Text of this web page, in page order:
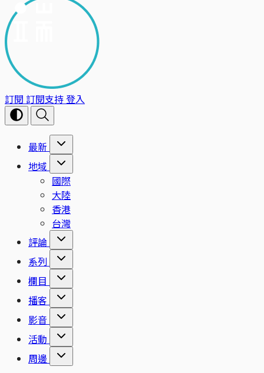
訂閱 訂閱支持登入
最新
地域
國際
大陸
香港
台灣
評論
系列
欄目
播客
影音
活動
周邊